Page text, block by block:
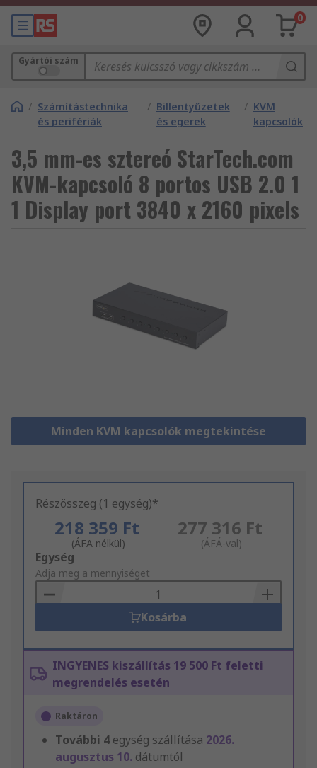
0
Gyártói szám
/ Számítástechnika
és perifériák
/ Billentyűzetek
és egerek
/ KVM
kapcsolók
3,5 mm-es sztereó StarTech.com
KVM-kapcsoló 8 portos USB 2.0 1
1 Display port 3840 x 2160 pixels
Minden KVM kapcsolók megtekintése
Részösszeg (1 egység)*
218 359 Ft
(ÁFA nélkül)
277 316 Ft
(ÁFÁ-val)
Add
to
Basket
Egység
Adja meg a mennyiséget
Kosárba
INGYENES kiszállítás 19 500 Ft feletti
megrendelés esetén
Raktáron
További 4egység szállítása 2026.
augusztus 10. dátumtól